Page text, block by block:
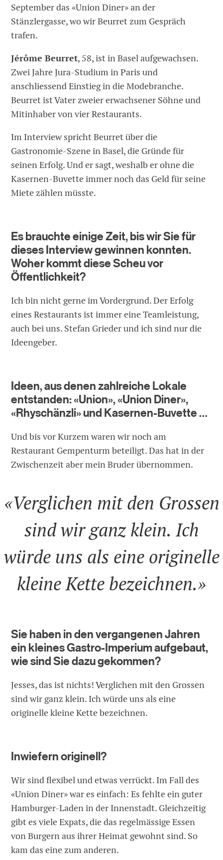
September das «Union Diner» an der
Stänzlergasse, wo wir Beurret zum Gespräch
trafen.
Jérôme Beurret, 58, ist in Basel aufgewachsen.
Zwei Jahre Jura-Studium in Paris und
anschliessend Einstieg in die Modebranche.
Beurret ist Vater zweier erwachsener Söhne und
Mitinhaber von vier Restaurants.
Im Interview spricht Beurret über die
Gastronomie-Szene in Basel, die Gründe für
seinen Erfolg. Und er sagt, weshalb er ohne die
Kasernen-Buvette immer noch das Geld für seine
Miete zählen müsste.
Es brauchte einige Zeit, bis wir Sie für
dieses Interview gewinnen konnten.
Woher kommt diese Scheu vor
Öffentlichkeit?
Ich bin nicht gerne im Vordergrund. Der Erfolg
eines Restaurants ist immer eine Teamleistung,
auch bei uns. Stefan Grieder und ich sind nur die
Ideengeber.
Ideen, aus denen zahlreiche Lokale
entstanden: «Union», «Union Diner»,
«Rhyschänzli» und Kasernen-Buvette …
Und bis vor Kurzem waren wir noch am
Restaurant Gempenturm beteiligt. Das hat in der
Zwischenzeit aber mein Bruder übernommen.
«Verglichen mit den Grossen
sind wir ganz klein. Ich
würde uns als eine originelle
kleine Kette bezeichnen.»
Sie haben in den vergangenen Jahren
ein kleines Gastro-Imperium aufgebaut,
wie sind Sie dazu gekommen?
Jesses, das ist nichts! Verglichen mit den Grossen
sind wir ganz klein. Ich würde uns als eine
originelle kleine Kette bezeichnen.
Inwiefern originell?
Wir sind flexibel und etwas verrückt. Im Fall des
«Union Diner» war es einfach: Es fehlte ein guter
Hamburger-Laden in der Innenstadt. Gleichzeitig
gibt es viele Expats, die das regelmässige Essen
von Burgern aus ihrer Heimat gewohnt sind. So
kam das eine zum anderen.